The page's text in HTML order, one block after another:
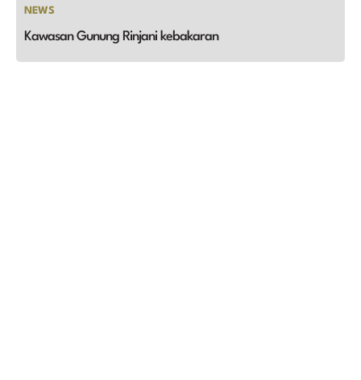
NEWS
Kawasan Gunung Rinjani kebakaran